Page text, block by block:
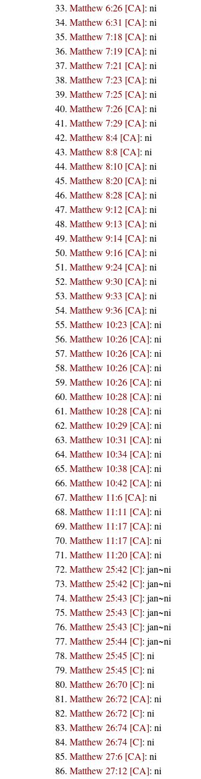
Matthew 6:26 [CA]: ni
Matthew 6:31 [CA]: ni
Matthew 7:18 [CA]: ni
Matthew 7:19 [CA]: ni
Matthew 7:21 [CA]: ni
Matthew 7:23 [CA]: ni
Matthew 7:25 [CA]: ni
Matthew 7:26 [CA]: ni
Matthew 7:29 [CA]: ni
Matthew 8:4 [CA]: ni
Matthew 8:8 [CA]: ni
Matthew 8:10 [CA]: ni
Matthew 8:20 [CA]: ni
Matthew 8:28 [CA]: ni
Matthew 9:12 [CA]: ni
Matthew 9:13 [CA]: ni
Matthew 9:14 [CA]: ni
Matthew 9:16 [CA]: ni
Matthew 9:24 [CA]: ni
Matthew 9:30 [CA]: ni
Matthew 9:33 [CA]: ni
Matthew 9:36 [CA]: ni
Matthew 10:23 [CA]: ni
Matthew 10:26 [CA]: ni
Matthew 10:26 [CA]: ni
Matthew 10:26 [CA]: ni
Matthew 10:26 [CA]: ni
Matthew 10:28 [CA]: ni
Matthew 10:28 [CA]: ni
Matthew 10:29 [CA]: ni
Matthew 10:31 [CA]: ni
Matthew 10:34 [CA]: ni
Matthew 10:38 [CA]: ni
Matthew 10:42 [CA]: ni
Matthew 11:6 [CA]: ni
Matthew 11:11 [CA]: ni
Matthew 11:17 [CA]: ni
Matthew 11:17 [CA]: ni
Matthew 11:20 [CA]: ni
Matthew 25:42 [C]: jan~ni
Matthew 25:42 [C]: jan~ni
Matthew 25:43 [C]: jan~ni
Matthew 25:43 [C]: jan~ni
Matthew 25:43 [C]: jan~ni
Matthew 25:44 [C]: jan~ni
Matthew 25:45 [C]: ni
Matthew 25:45 [C]: ni
Matthew 26:70 [C]: ni
Matthew 26:72 [CA]: ni
Matthew 26:72 [C]: ni
Matthew 26:74 [CA]: ni
Matthew 26:74 [C]: ni
Matthew 27:6 [CA]: ni
Matthew 27:12 [CA]: ni